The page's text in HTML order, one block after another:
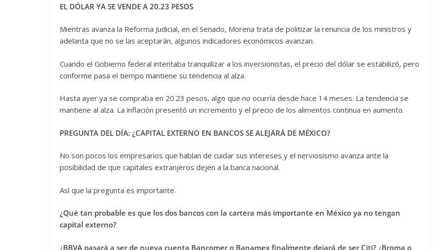
EL DÓLAR YA SE VENDE A 20.23 PESOS
Mientras avanza la Reforma Judicial, en el Senado, Morena trata de politizar la renuncia de los ministros y
adelanta que no se las aceptarán, algunos indicadores económicos avanzan.
Cuando el Gobierno federal intentaba tranquilizar a los inversionistas, el precio del dólar se estabilizó, pero
conforme pasa el tiempo mantiene su tendencia al alza.
Hasta ayer ya se compraba en 20.23 pesos, algo que no ocurría desde hace 14 meses. La tendencia se
mantiene al alza. La inflación presentó un incremento y el precio de los alimentos continua en aumento.
PREGUNTA DEL DÍA: ¿CAPITAL EXTERNO EN BANCOS SE ALEJARÁ DE MÉXICO?
No son pocos los empresarios que hablan de cuidar sus intereses y el nerviosismo avanza ante la
posibilidad de que capitales extranjeros dejen a la banca nacional.
Así que la pregunta es importante.
¿Qué tan probable es que los dos bancos con la cartera más importante en México ya no tengan
capital externo?
¿BBVA pasará a ser de nueva cuenta Bancomer o Banamex finalmente dejará de ser Citi? ¿Broma o